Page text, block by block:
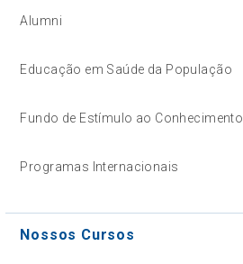
Alumni
Educação em Saúde da População
Fundo de Estímulo ao Conhecimento
Programas Internacionais
Nossos Cursos